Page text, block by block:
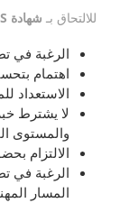
للالتحاق بـ شهادة CBP – LS
الرغبة في
اهتمام
الاستعداد
لا يشترط
والمستوى
الالتزام
الرغبة في
المسار